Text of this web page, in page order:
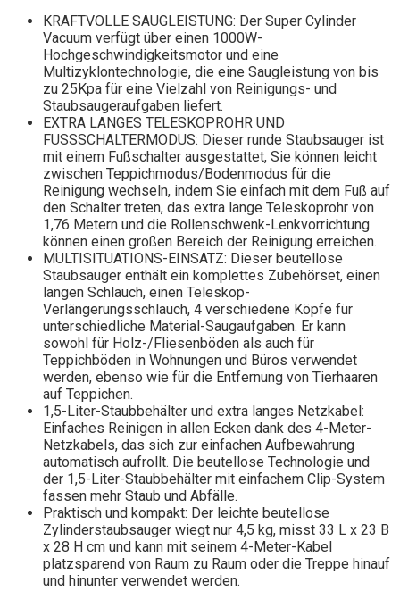
KRAFTVOLLE SAUGLEISTUNG: Der Super Cylinder
Vacuum verfügt über einen 1000W-
Hochgeschwindigkeitsmotor und eine
Multizyklontechnologie, die eine Saugleistung von bis
zu 25Kpa für eine Vielzahl von Reinigungs- und
Staubsaugeraufgaben liefert.
EXTRA LANGES TELESKOPROHR UND
FUSSSCHALTERMODUS: Dieser runde Staubsauger ist
mit einem Fußschalter ausgestattet, Sie können leicht
zwischen Teppichmodus/Bodenmodus für die
Reinigung wechseln, indem Sie einfach mit dem Fuß auf
den Schalter treten, das extra lange Teleskoprohr von
1,76 Metern und die Rollenschwenk-Lenkvorrichtung
können einen großen Bereich der Reinigung erreichen.
MULTISITUATIONS-EINSATZ: Dieser beutellose
Staubsauger enthält ein komplettes Zubehörset, einen
langen Schlauch, einen Teleskop-
Verlängerungsschlauch, 4 verschiedene Köpfe für
unterschiedliche Material-Saugaufgaben. Er kann
sowohl für Holz-/Fliesenböden als auch für
Teppichböden in Wohnungen und Büros verwendet
werden, ebenso wie für die Entfernung von Tierhaaren
auf Teppichen.
1,5-Liter-Staubbehälter und extra langes Netzkabel:
Einfaches Reinigen in allen Ecken dank des 4-Meter-
Netzkabels, das sich zur einfachen Aufbewahrung
automatisch aufrollt. Die beutellose Technologie und
der 1,5-Liter-Staubbehälter mit einfachem Clip-System
fassen mehr Staub und Abfälle.
Praktisch und kompakt: Der leichte beutellose
Zylinderstaubsauger wiegt nur 4,5 kg, misst 33 L x 23 B
x 28 H cm und kann mit seinem 4-Meter-Kabel
platzsparend von Raum zu Raum oder die Treppe hinauf
und hinunter verwendet werden.